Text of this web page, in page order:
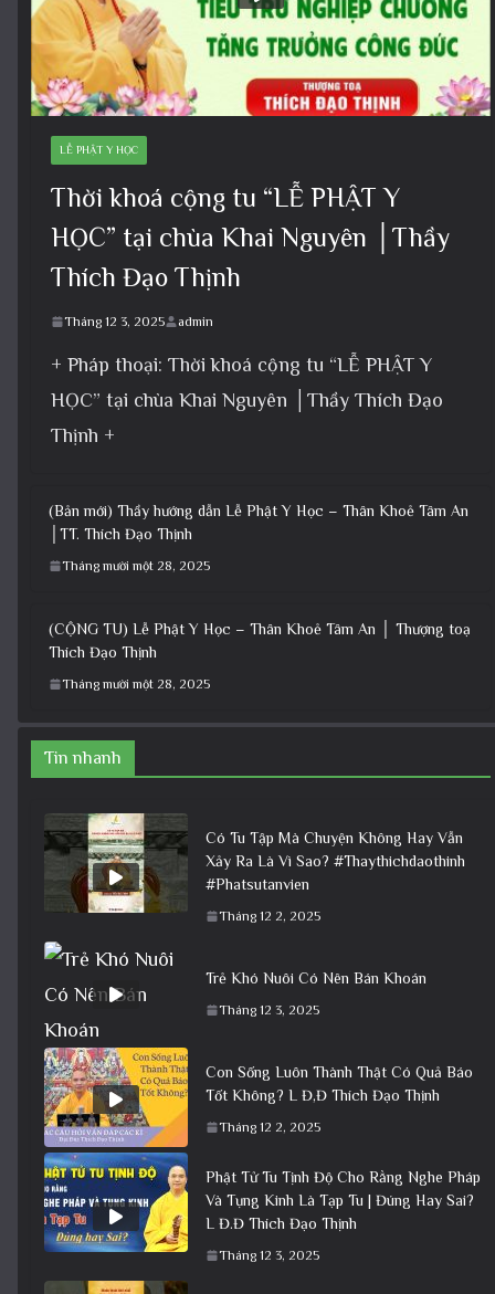
LỄ PHẬT Y HỌC
Thời khoá cộng tu “LỄ PHẬT Y
HỌC” tại chùa Khai Nguyên │Thầy
Thích Đạo Thịnh
Tháng 12 3, 2025 admin
+ Pháp thoại: Thời khoá cộng tu “LỄ PHẬT Y
HỌC” tại chùa Khai Nguyên │Thầy Thích Đạo
Thịnh +
(Bản mới) Thầy hướng dẫn Lễ Phật Y Học – Thân Khoẻ Tâm An
│TT. Thích Đạo Thịnh
Tháng mười một 28, 2025
(CỘNG TU) Lễ Phật Y Học – Thân Khoẻ Tâm An │ Thượng toạ
Thích Đạo Thịnh
Tháng mười một 28, 2025
Tin nhanh
Có Tu Tập Mà Chuyện Không Hay Vẫn
Xảy Ra Là Vì Sao? #Thaythichdaothinh
#Phatsutanvien
Tháng 12 2, 2025
Trẻ Khó Nuôi Có Nên Bán Khoán
Tháng 12 3, 2025
Con Sống Luôn Thành Thật Có Quả Báo
Tốt Không? L Đ,Đ Thích Đạo Thịnh
Tháng 12 2, 2025
Phật Tử Tu Tịnh Độ Cho Rằng Nghe Pháp
Và Tụng Kinh Là Tạp Tu | Đúng Hay Sai?
L Đ.Đ Thích Đạo Thịnh
Tháng 12 3, 2025